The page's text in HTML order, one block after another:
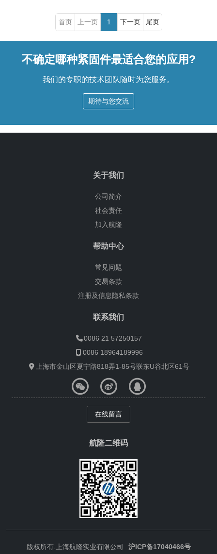
首页 上一页 1 下一页 尾页
不确定哪种紧固件最适合您的应用?
我们的专职的技术团队随时为您服务。
期待与您交流
关于我们
公司简介
社会责任
加入航隆
帮助中心
常见问题
交易条款
注册及信息隐私条款
联系我们
0086 21 57250157
0086 18964189996
上海市金山区夏宁路818弄1-85号联东U谷北区61号
在线留言
航隆二维码
版权所有:上海航隆实业有限公司 沪ICP备17040466号